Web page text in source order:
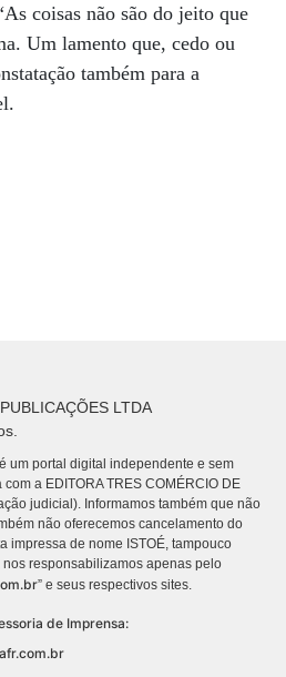
coisas não são do jeito que
Um lamento que, cedo ou
também para a
LTDA
um portal digital independente e sem
a EDITORA TRES COMÉRCIO DE
judicial). Informamos também que não
não oferecemos cancelamento do
impressa de nome ISTOÉ, tampouco
responsabilizamos apenas pelo
” e seus respectivos sites.
de Imprensa: